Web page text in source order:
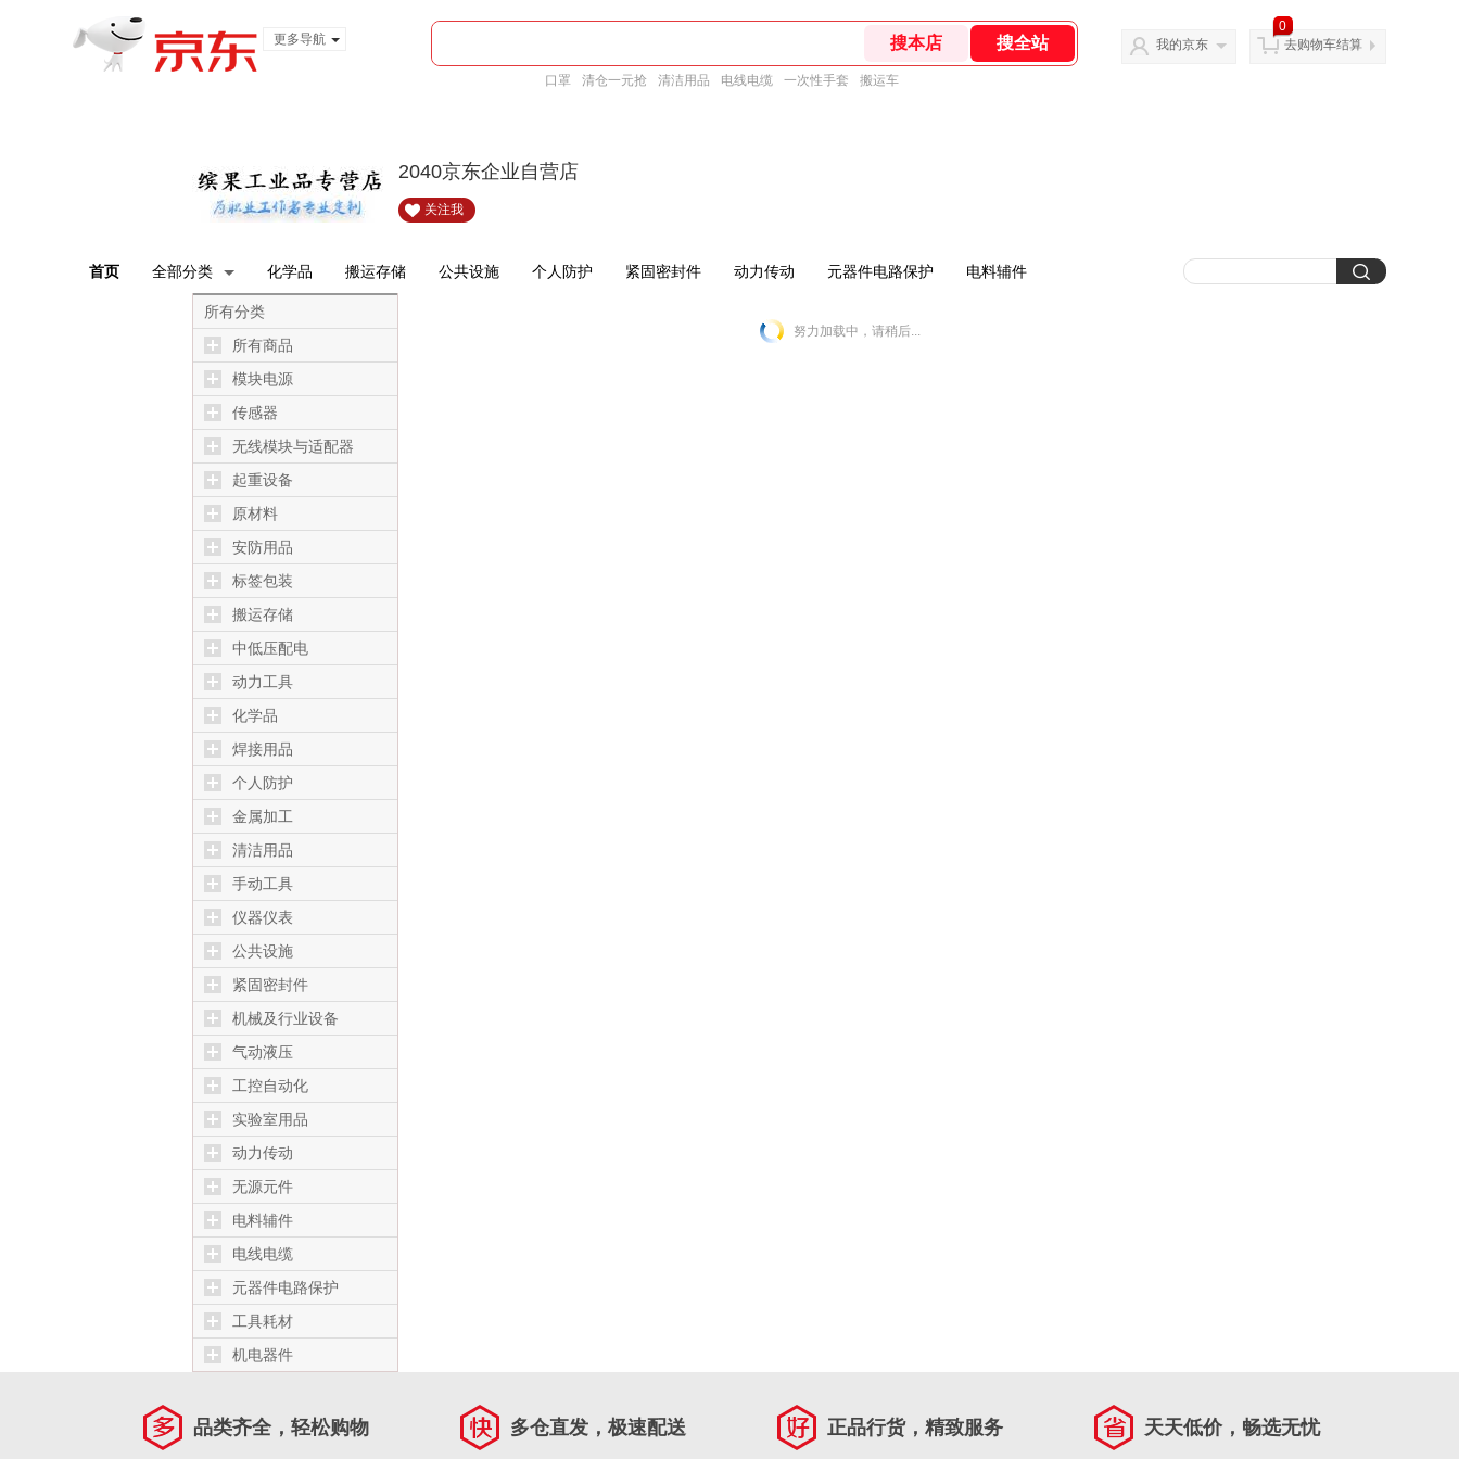
更多导航
口罩 清仓一元抢 清洁用品 电线电缆 一次性手套 搬运车
我的京东
0
去购物车结算
2040京东企业自营店
关注我
首页 全部分类 化学品 搬运存储 公共设施 个人防护 紧固密封件 动力传动 元器件电路保护 电料辅件
所有分类
所有商品
模块电源
传感器
无线模块与适配器
起重设备
原材料
安防用品
标签包装
搬运存储
中低压配电
动力工具
化学品
焊接用品
个人防护
金属加工
清洁用品
手动工具
仪器仪表
公共设施
紧固密封件
机械及行业设备
气动液压
工控自动化
实验室用品
动力传动
无源元件
电料辅件
电线电缆
元器件电路保护
工具耗材
机电器件
努力加载中，请稍后...
品类齐全，轻松购物 多仓直发，极速配送 正品行货，精致服务 天天低价，畅选无忧